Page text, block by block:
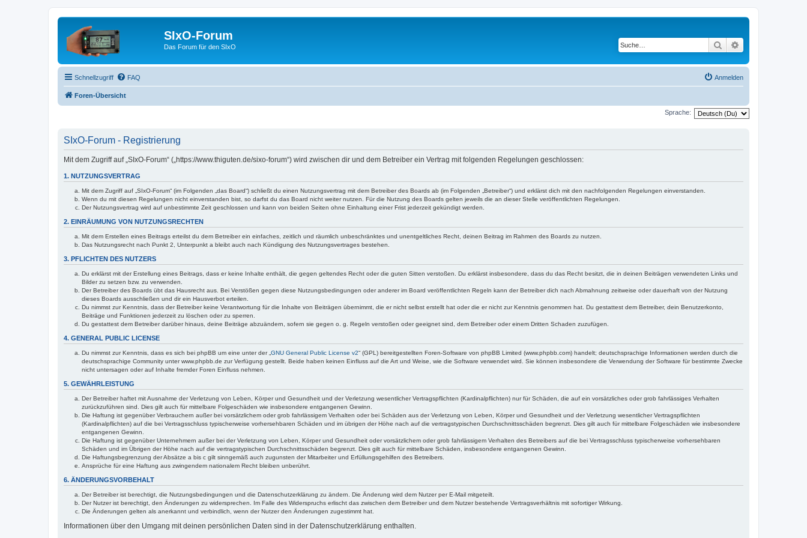
SIxO-Forum
Das Forum für den SIxO Suche
Schnellzugriff FAQ Anmelden
Foren-Übersicht
Sprache:
SIxO-Forum - Registrierung
Mit dem Zugriff auf „SIxO-Forum“ („https://www.thiguten.de/sixo-forum“) wird zwischen dir und dem Betreiber ein Vertrag mit folgenden Regelungen geschlossen:
1. NUTZUNGSVERTRAG
Mit dem Zugriff auf „SIxO-Forum“ (im Folgenden „das Board“) schließt du einen Nutzungsvertrag mit dem Betreiber des Boards ab (im Folgenden „Betreiber“) und erklärst dich mit den nachfolgenden Regelungen einverstanden.
Wenn du mit diesen Regelungen nicht einverstanden bist, so darfst du das Board nicht weiter nutzen. Für die Nutzung des Boards gelten jeweils die an dieser Stelle veröffentlichten Regelungen.
Der Nutzungsvertrag wird auf unbestimmte Zeit geschlossen und kann von beiden Seiten ohne Einhaltung einer Frist jederzeit gekündigt werden.
2. EINRÄUMUNG VON NUTZUNGSRECHTEN
Mit dem Erstellen eines Beitrags erteilst du dem Betreiber ein einfaches, zeitlich und räumlich unbeschränktes und unentgeltliches Recht, deinen Beitrag im Rahmen des Boards zu nutzen.
Das Nutzungsrecht nach Punkt 2, Unterpunkt a bleibt auch nach Kündigung des Nutzungsvertrages bestehen.
3. PFLICHTEN DES NUTZERS
Du erklärst mit der Erstellung eines Beitrags, dass er keine Inhalte enthält, die gegen geltendes Recht oder die guten Sitten verstoßen. Du erklärst insbesondere, dass du das Recht besitzt, die in deinen Beiträgen verwendeten Links und
Bilder zu setzen bzw. zu verwenden.
Der Betreiber des Boards übt das Hausrecht aus. Bei Verstößen gegen diese Nutzungsbedingungen oder anderer im Board veröffentlichten Regeln kann der Betreiber dich nach Abmahnung zeitweise oder dauerhaft von der Nutzung
dieses Boards ausschließen und dir ein Hausverbot erteilen.
Du nimmst zur Kenntnis, dass der Betreiber keine Verantwortung für die Inhalte von Beiträgen übernimmt, die er nicht selbst erstellt hat oder die er nicht zur Kenntnis genommen hat. Du gestattest dem Betreiber, dein Benutzerkonto,
Beiträge und Funktionen jederzeit zu löschen oder zu sperren.
Du gestattest dem Betreiber darüber hinaus, deine Beiträge abzuändern, sofern sie gegen o. g. Regeln verstoßen oder geeignet sind, dem Betreiber oder einem Dritten Schaden zuzufügen.
4. GENERAL PUBLIC LICENSE
Du nimmst zur Kenntnis, dass es sich bei phpBB um eine unter der „ GNU General Public License v2“ (GPL) bereitgestellten Foren-Software von phpBB Limited (www.phpbb.com) handelt; deutschsprachige Informationen werden durch die
deutschsprachige Community unter www.phpbb.de zur Verfügung gestellt. Beide haben keinen Einfluss auf die Art und Weise, wie die Software verwendet wird. Sie können insbesondere die Verwendung der Software für bestimmte Zwecke
nicht untersagen oder auf Inhalte fremder Foren Einfluss nehmen.
5. GEWÄHRLEISTUNG
Der Betreiber haftet mit Ausnahme der Verletzung von Leben, Körper und Gesundheit und der Verletzung wesentlicher Vertragspflichten (Kardinalpflichten) nur für Schäden, die auf ein vorsätzliches oder grob fahrlässiges Verhalten
zurückzuführen sind. Dies gilt auch für mittelbare Folgeschäden wie insbesondere entgangenen Gewinn.
Die Haftung ist gegenüber Verbrauchern außer bei vorsätzlichem oder grob fahrlässigem Verhalten oder bei Schäden aus der Verletzung von Leben, Körper und Gesundheit und der Verletzung wesentlicher Vertragspflichten
(Kardinalpflichten) auf die bei Vertragsschluss typischerweise vorhersehbaren Schäden und im übrigen der Höhe nach auf die vertragstypischen Durchschnittsschäden begrenzt. Dies gilt auch für mittelbare Folgeschäden wie insbesondere
entgangenen Gewinn.
Die Haftung ist gegenüber Unternehmern außer bei der Verletzung von Leben, Körper und Gesundheit oder vorsätzlichem oder grob fahrlässigem Verhalten des Betreibers auf die bei Vertragsschluss typischerweise vorhersehbaren
Schäden und im Übrigen der Höhe nach auf die vertragstypischen Durchschnittsschäden begrenzt. Dies gilt auch für mittelbare Schäden, insbesondere entgangenen Gewinn.
Die Haftungsbegrenzung der Absätze a bis c gilt sinngemäß auch zugunsten der Mitarbeiter und Erfüllungsgehilfen des Betreibers.
Ansprüche für eine Haftung aus zwingendem nationalem Recht bleiben unberührt.
6. ÄNDERUNGSVORBEHALT
Der Betreiber ist berechtigt, die Nutzungsbedingungen und die Datenschutzerklärung zu ändern. Die Änderung wird dem Nutzer per E-Mail mitgeteilt.
Der Nutzer ist berechtigt, den Änderungen zu widersprechen. Im Falle des Widerspruchs erlischt das zwischen dem Betreiber und dem Nutzer bestehende Vertragsverhältnis mit sofortiger Wirkung.
Die Änderungen gelten als anerkannt und verbindlich, wenn der Nutzer den Änderungen zugestimmt hat.
Informationen über den Umgang mit deinen persönlichen Daten sind in der Datenschutzerklärung enthalten.